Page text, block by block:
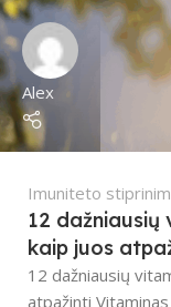
Alex
Imuniteto
12
kaip juos
12 dažniausių
atpažinti